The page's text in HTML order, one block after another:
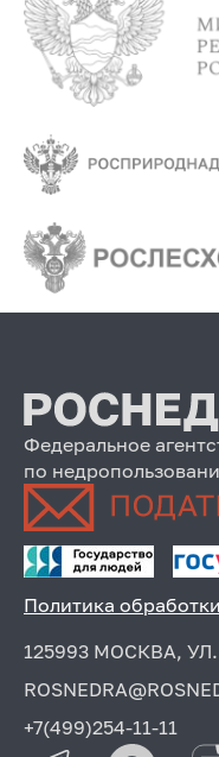
Федеральное
по
Политика
125993 МОСКВА,
+7(499)254-11-11